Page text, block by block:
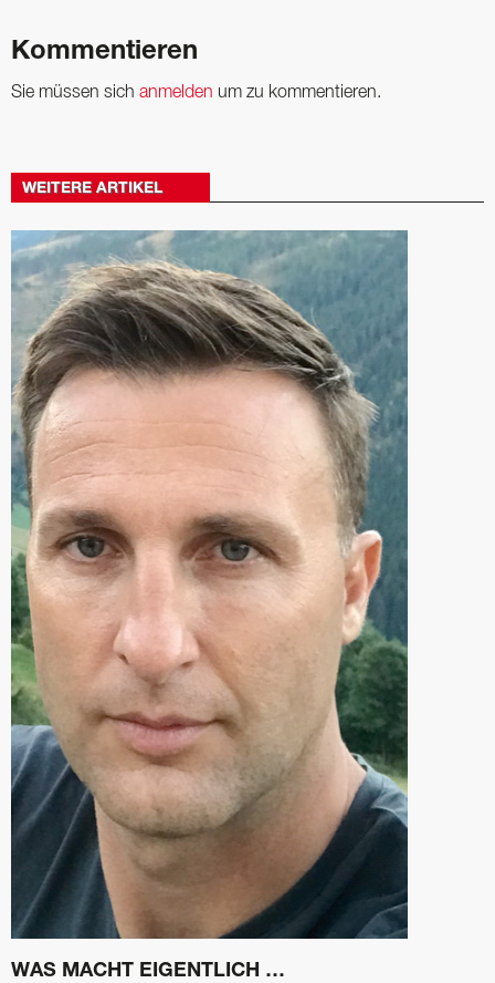
Kommentieren
Sie müssen sich anmelden um zu kommentieren.
WEITERE ARTIKEL
WAS MACHT EIGENTLICH …